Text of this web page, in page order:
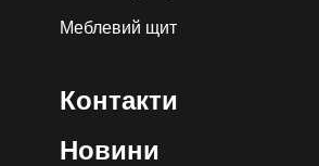
Меблевий щит
Контакти
Новини